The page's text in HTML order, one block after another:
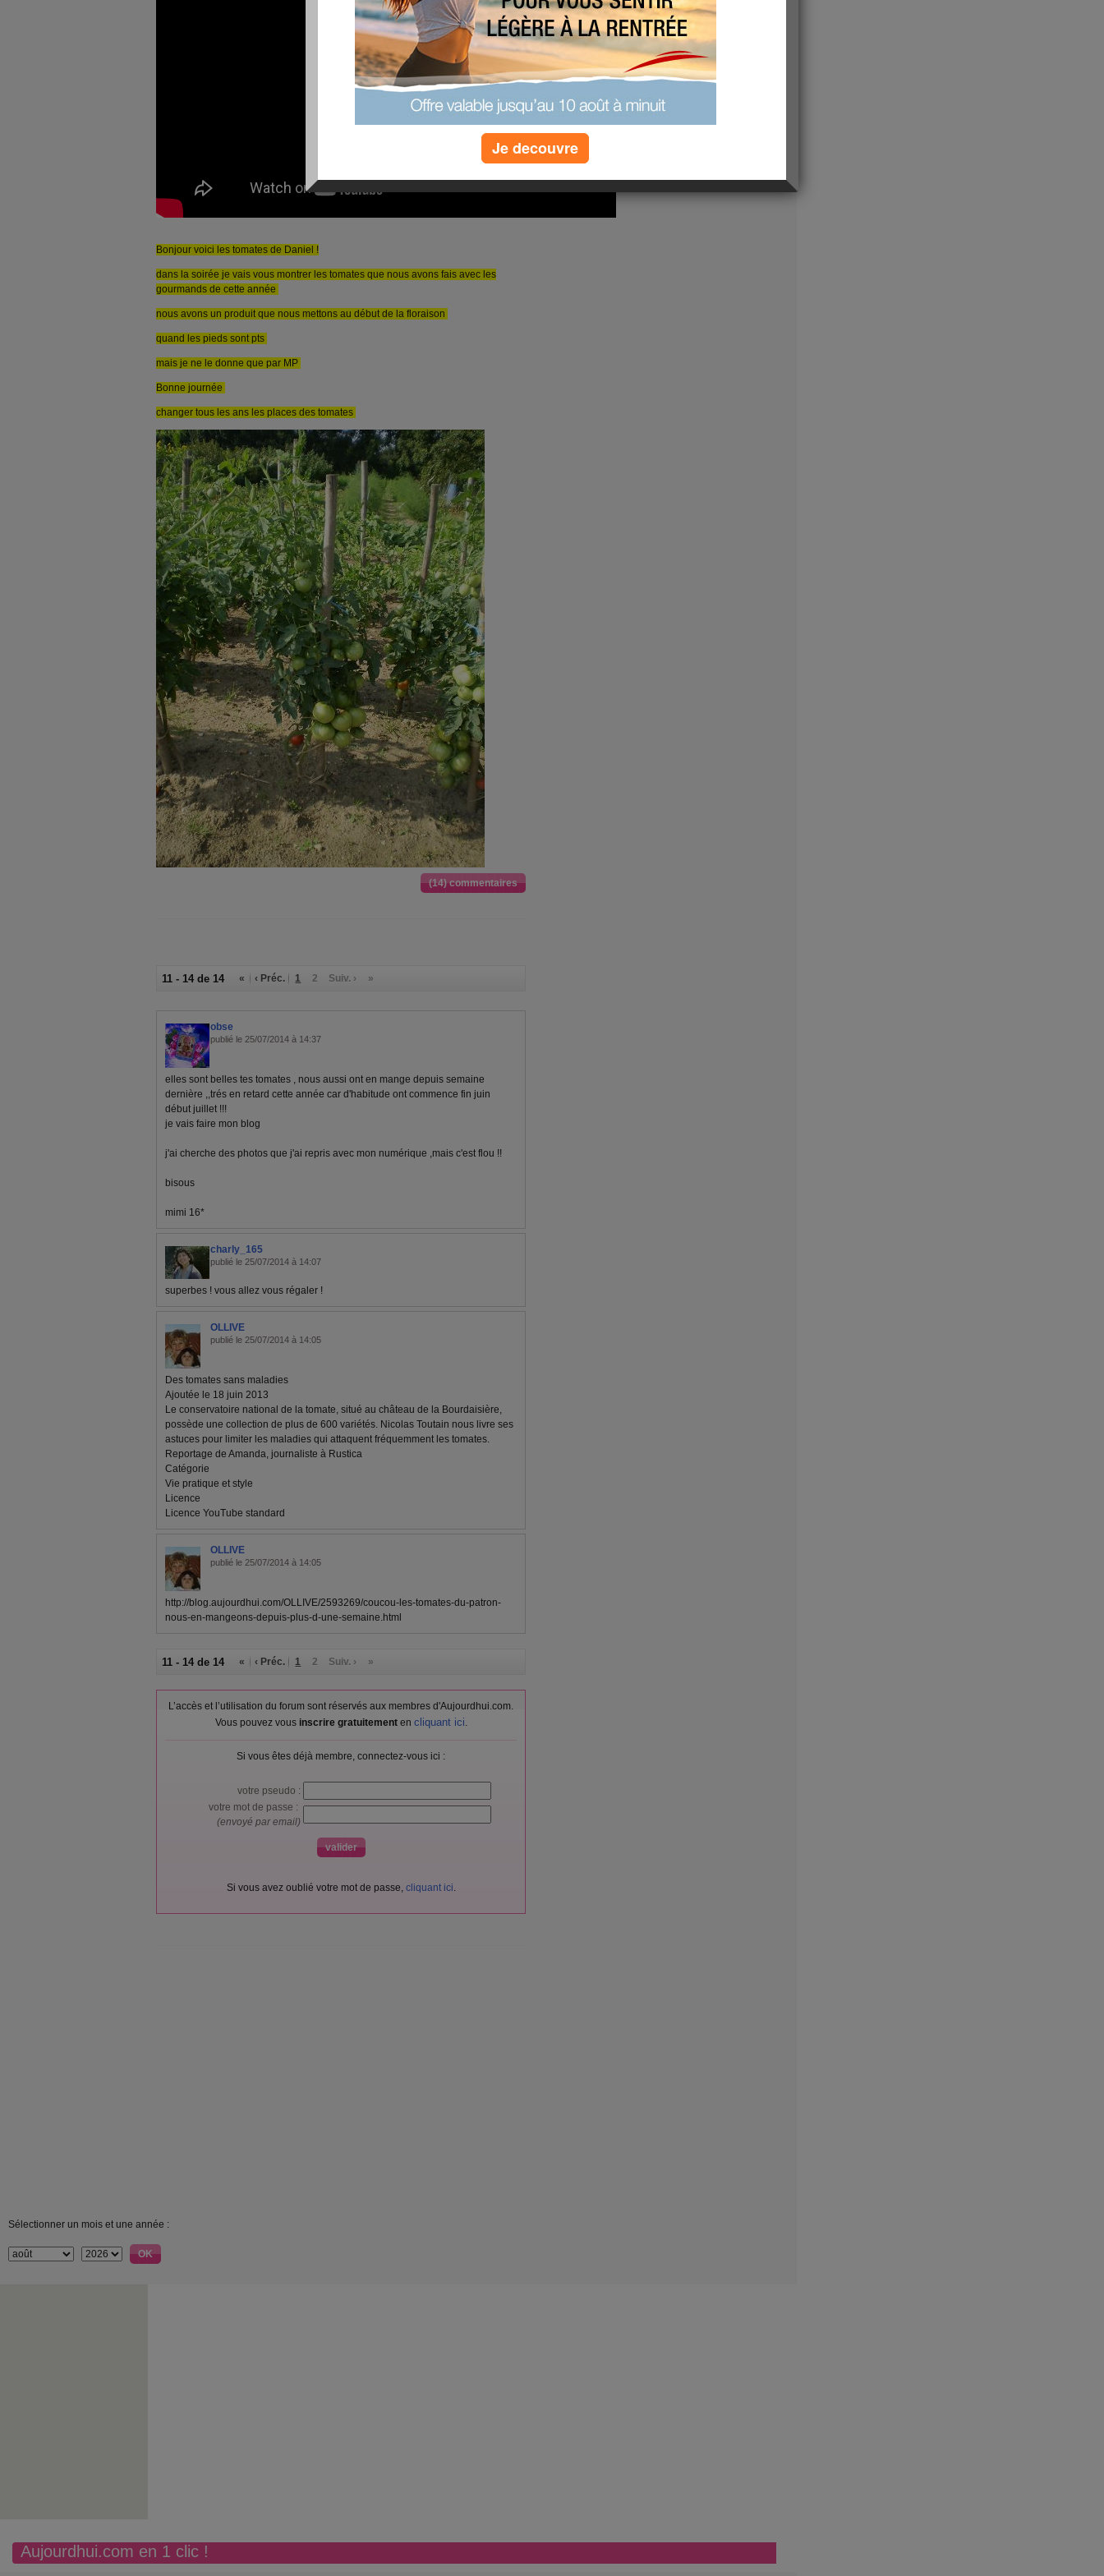
Bonjour voici les tomates de Daniel !
dans la soirée je vais vous montrer les tomates que nous avons fais avec les
gourmands de cette année
nous avons un produit que nous mettons au début de la floraison
quand les pieds sont pts
mais je ne le donne que par MP
Bonne journée
changer tous les ans les places des tomates
(14) commentaires
11 - 14 de 14 « ‹ Préc. 1 2 Suiv. › »
obse
publié le 25/07/2014 à 14:37
elles sont belles tes tomates , nous aussi ont en mange depuis semaine
dernière ,,trés en retard cette année car d'habitude ont commence fin juin
début juillet !!!
je vais faire mon blog
j'ai cherche des photos que j'ai repris avec mon numérique ,mais c'est flou !!
bisous
mimi 16*
charly_165
publié le 25/07/2014 à 14:07
superbes ! vous allez vous régaler !
OLLIVE
publié le 25/07/2014 à 14:05
Des tomates sans maladies
Ajoutée le 18 juin 2013
Le conservatoire national de la tomate, situé au château de la Bourdaisière,
possède une collection de plus de 600 variétés. Nicolas Toutain nous livre ses
astuces pour limiter les maladies qui attaquent fréquemment les tomates.
Reportage de Amanda, journaliste à Rustica
Catégorie
Vie pratique et style
Licence
Licence YouTube standard
OLLIVE
publié le 25/07/2014 à 14:05
http://blog.aujourdhui.com/OLLIVE/2593269/coucou-les-tomates-du-patron-
nous-en-mangeons-depuis-plus-d-une-semaine.html
11 - 14 de 14 « ‹ Préc. 1 2 Suiv. › »
L’accès et l’utilisation du forum sont réservés aux membres d'Aujourdhui.com.
Vous pouvez vous inscrire gratuitementen cliquant ici.
Si vous êtes déjà membre, connectez-vous ici :
votre pseudo :
votre mot de passe :
(envoyé par email)
Si vous avez oublié votre mot de passe, cliquant ici.
Sélectionner un mois et une année :
Aujourdhui.com en 1 clic !
Je decouvre